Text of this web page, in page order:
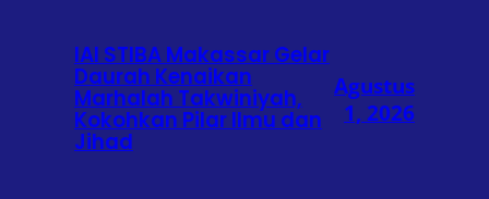
IAI STIBA Makassar Gelar
Daurah Kenaikan
Marhalah Takwiniyah,
Kokohkan Pilar Ilmu dan
Jihad
Agustus
1, 2026